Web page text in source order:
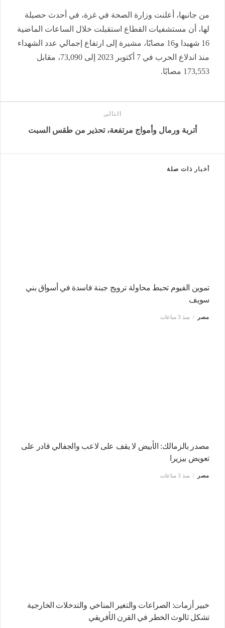
من جانبها، أعلنت وزارة الصحة في غزة، في أحدث حصيلة
لها، أن مستشفيات القطاع استقبلت خلال الساعات الماضية
16 شهيدا و16 مصابًا، مشيرة إلى ارتفاع إجمالي عدد الشهداء
منذ اندلاع الحرب في 7 أكتوبر 2023 إلى 73,090، مقابل
173,553 مصابًا.
التالى
أتربة ورمال وأمواج مرتفعة، تحذير من طقس السبت
أخبار ذات صلة
تموين الفيوم تحبط محاولة ترويج جبنة فاسدة في أسواق بني
سويف
مصر منذ 3 ساعات
مصدر بالزمالك: الأبيض لا يقف على لاعب والجفالي قادر على
تعويض بيزيرا
مصر منذ 3 ساعات
خبير أزمات: الصراعات والتغير المناخي والتدخلات الخارجية
تشكل ثالوث الخطر في القرن الأفريقي